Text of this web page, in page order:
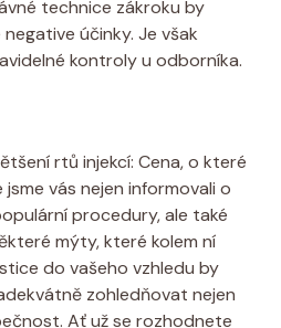
technice zákroku by
účinky. Je však
kontroly u odborníka.
rtů injekcí: Cena, o které
jsme vás nejen informovali o
procedury, ale také
mýty, které kolem ní
do vašeho vzhledu by
zohledňovat nejen
Ať už se rozhodnete